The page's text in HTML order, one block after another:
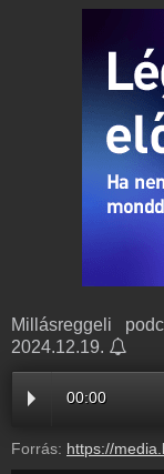
Millásreggeli
2024.12.19.
00:00
Forrás: https://media.blubrry.com/millasreggeli/